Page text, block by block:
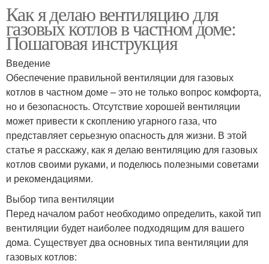
Как я делаю вентиляцию для
газовых котлов в частном доме:
Пошаговая инструкция
Введение
Обеспечение правильной вентиляции для газовых
котлов в частном доме – это не только вопрос комфорта,
но и безопасность. Отсутствие хорошей вентиляции
может привести к скоплению угарного газа, что
представляет серьезную опасность для жизни. В этой
статье я расскажу, как я делаю вентиляцию для газовых
котлов своими руками, и поделюсь полезными советами
и рекомендациями.
Выбор типа вентиляции
Перед началом работ необходимо определить, какой тип
вентиляции будет наиболее подходящим для вашего
дома. Существует два основных типа вентиляции для
газовых котлов: